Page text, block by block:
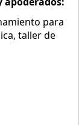
para
taller de